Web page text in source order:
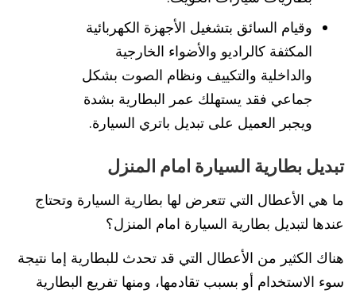
وقيام السائق بتشغيل الأجهزة الكهربائية
المكثفة كالراديو والأضواء الخارجية
والداخلية والتكييف ونظام الصوت بشكل
جماعي فقد يستهلك عمر البطارية بشدة
ويجبر العميل على تبديل باتري السيارة.
تبديل بطارية السيارة امام المنزل
ما هي الأعطال التي تتعرض لها بطارية السيارة وتحتاج
عندها لتبديل بطارية السيارة امام المنزل؟
هناك الكثير من الأعطال التي قد تحدث للبطارية إما نتيجة
سوء الاستخدام أو بسبب تقادمها، ومنها تفريع البطارية